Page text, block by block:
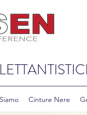
Cinture Nere